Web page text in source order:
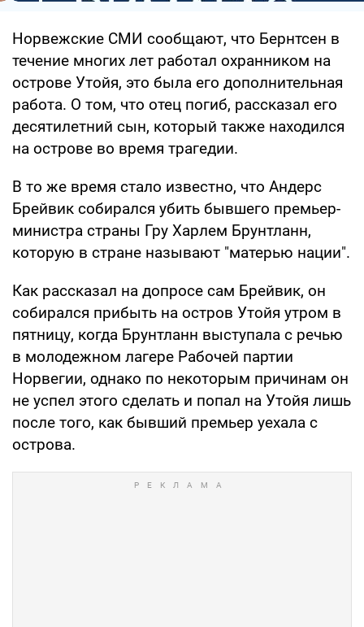
Норвежские СМИ сообщают, что Бернтсен в
течение многих лет работал охранником на
острове Утойя, это была его дополнительная
работа. О том, что отец погиб, рассказал его
десятилетний сын, который также находился
на острове во время трагедии.
В то же время стало известно, что Андерс
Брейвик собирался убить бывшего премьер-
министра страны Гру Харлем Брунтланн,
которую в стране называют "матерью нации".
Как рассказал на допросе сам Брейвик, он
собирался прибыть на остров Утойя утром в
пятницу, когда Брунтланн выступала с речью
в молодежном лагере Рабочей партии
Норвегии, однако по некоторым причинам он
не успел этого сделать и попал на Утойя лишь
после того, как бывший премьер уехала с
острова.